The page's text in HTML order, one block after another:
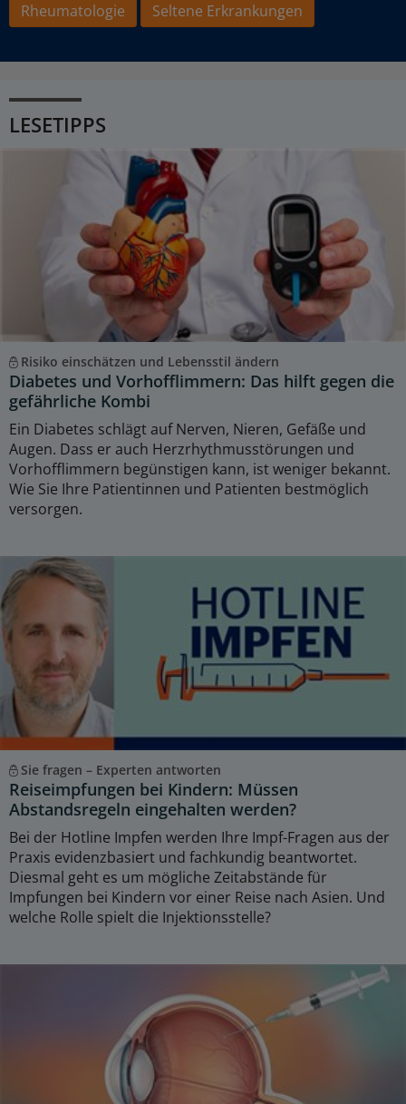
Rheumatologie
Seltene Erkrankungen
LESETIPPS
Risiko einschätzen und Lebensstil ändern
Diabetes und Vorhofflimmern: Das hilft gegen die
gefährliche Kombi
Ein Diabetes schlägt auf Nerven, Nieren, Gefäße und
Augen. Dass er auch Herzrhythmusstörungen und
Vorhofflimmern begünstigen kann, ist weniger bekannt.
Wie Sie Ihre Patientinnen und Patienten bestmöglich
versorgen.
Sie fragen – Experten antworten
Reiseimpfungen bei Kindern: Müssen
Abstandsregeln eingehalten werden?
Bei der Hotline Impfen werden Ihre Impf-Fragen aus der
Praxis evidenzbasiert und fachkundig beantwortet.
Diesmal geht es um mögliche Zeitabstände für
Impfungen bei Kindern vor einer Reise nach Asien. Und
welche Rolle spielt die Injektionsstelle?